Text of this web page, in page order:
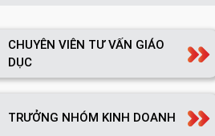
CHUYÊN VIÊN TƯ VẤN GIÁO
DỤC
TRƯỞNG NHÓM KINH DOANH